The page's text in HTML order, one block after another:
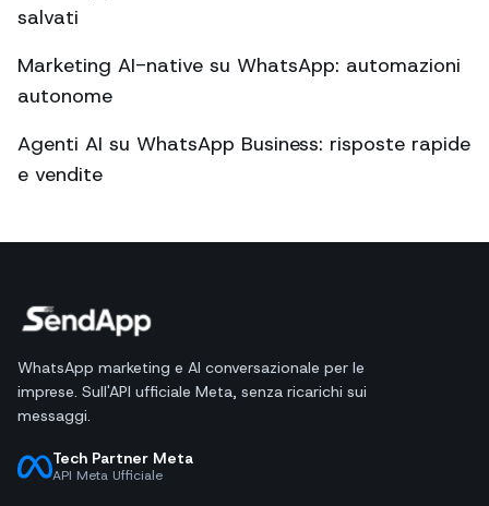
salvati
Marketing AI-native su WhatsApp: automazioni
autonome
Agenti AI su WhatsApp Business: risposte rapide
e vendite
WhatsApp marketing e AI conversazionale per le
imprese. Sull'API ufficiale Meta, senza ricarichi sui
messaggi.
Tech Partner Meta
API Meta Ufficiale